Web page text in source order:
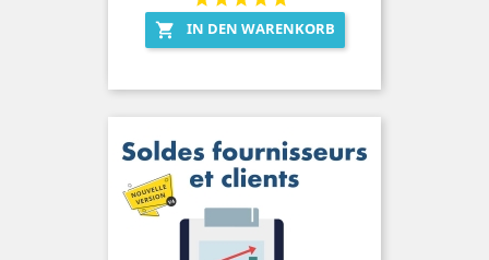
 IN DEN WARENKORB